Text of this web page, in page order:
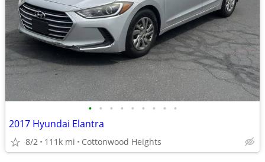
• • • • • • • • •
2017 Hyundai Elantra
8/2 111k mi Cottonwood Heights